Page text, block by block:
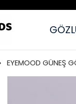
EYEMOOD GÜNEŞ